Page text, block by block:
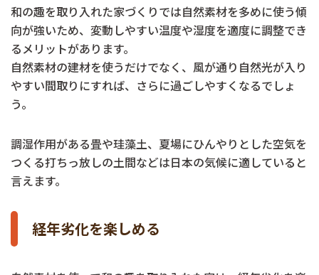
和の趣を取り入れた家づくりでは自然素材を多めに使う傾
向が強いため、変動しやすい温度や湿度を適度に調整でき
るメリットがあります。
自然素材の建材を使うだけでなく、風が通り自然光が入り
やすい間取りにすれば、さらに過ごしやすくなるでしょ
う。
調湿作用がある畳や珪藻土、夏場にひんやりとした空気を
つくる打ちっ放しの土間などは日本の気候に適していると
言えます。
経年劣化を楽しめる